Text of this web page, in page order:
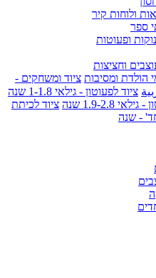
ולוחות קיר
ספר
ופעוטות
וחציצות
הולדת ומסיבות ציוד ומשחקים -
ציוד לפעוטון - גילאי 1-1.8 שנה
1.9-2.8 שנה
ציוד לכיתת